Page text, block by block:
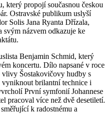
který propojí současnou českou
Ostravské publikum uslyší
Solis Jana Ryanta Dřízala,
svým názvem odkazuje ke
Benjamin Schmid, který
koncertu. Dílo napsané v roce
Šostakovičovy hudby s
brilantní technice i
První symfonií Johannese
pracoval více než dvě desetiletí.
k radostnému a